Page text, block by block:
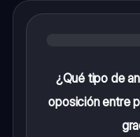
¿Qué tipo de
oposición entre